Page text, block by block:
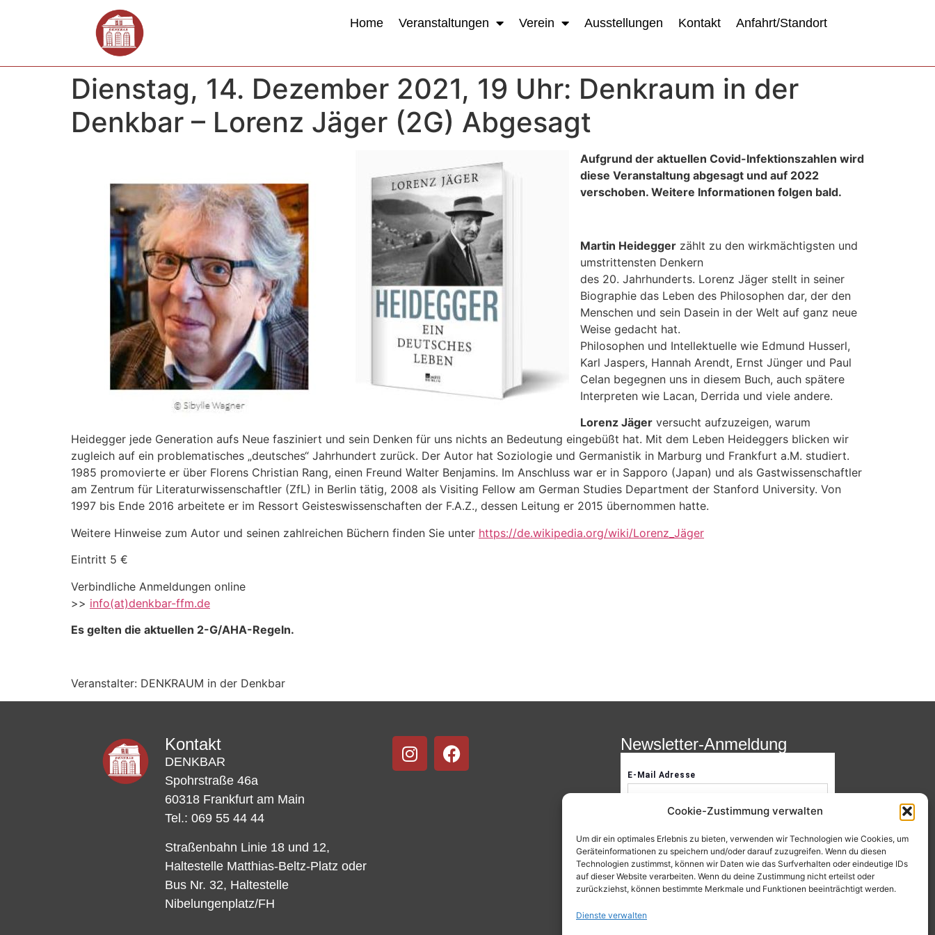
Cookie-Zustimmung verwalten
Um dir ein optimales Erlebnis zu bieten, verwenden wir Technologien wie Cookies, um
Geräteinformationen zu speichern und/oder darauf zuzugreifen. Wenn du diesen
Technologien zustimmst, können wir Daten wie das Surfverhalten oder eindeutige IDs
auf dieser Website verarbeiten. Wenn du deine Zustimmung nicht erteilst oder
zurückziehst, können bestimmte Merkmale und Funktionen beeinträchtigt werden.
Dienste verwalten
Home Veranstaltungen Verein Ausstellungen Kontakt Anfahrt/Standort
Dienstag, 14. Dezember 2021, 19 Uhr: Denkraum in der
Denkbar – Lorenz Jäger (2G) Abgesagt
Aufgrund der aktuellen Covid-Infektionszahlen wird
diese Veranstaltung abgesagt und auf 2022
verschoben. Weitere Informationen folgen bald.
Martin Heidegger zählt zu den wirkmächtigsten und
umstrittensten Denkern
des 20. Jahrhunderts. Lorenz Jäger stellt in seiner
Biographie das Leben des Philosophen dar, der den
Menschen und sein Dasein in der Welt auf ganz neue
Weise gedacht hat.
Philosophen und Intellektuelle wie Edmund Husserl,
Karl Jaspers, Hannah Arendt, Ernst Jünger und Paul
Celan begegnen uns in diesem Buch, auch spätere
Interpreten wie Lacan, Derrida und viele andere.
Lorenz Jäger versucht aufzuzeigen, warum
Heidegger jede Generation aufs Neue fasziniert und sein Denken für uns nichts an Bedeutung eingebüßt hat. Mit dem Leben Heideggers blicken wir
zugleich auf ein problematisches „deutsches“ Jahrhundert zurück. Der Autor hat Soziologie und Germanistik in Marburg und Frankfurt a.M. studiert.
1985 promovierte er über Florens Christian Rang, einen Freund Walter Benjamins. Im Anschluss war er in Sapporo (Japan) und als Gastwissenschaftler
am Zentrum für Literaturwissenschaftler (ZfL) in Berlin tätig, 2008 als Visiting Fellow am German Studies Department der Stanford University. Von
1997 bis Ende 2016 arbeitete er im Ressort Geisteswissenschaften der F.A.Z., dessen Leitung er 2015 übernommen hatte.
Weitere Hinweise zum Autor und seinen zahlreichen Büchern finden Sie unter https://de.wikipedia.org/wiki/Lorenz_Jäger
Eintritt 5 €
Verbindliche Anmeldungen online
>> info(at)denkbar-ffm.de
Es gelten die aktuellen 2-G/AHA-Regeln.
Veranstalter: DENKRAUM in der Denkbar
Kontakt
DENKBAR
Spohrstraße 46a
60318 Frankfurt am Main
Tel.: 069 55 44 44
Straßenbahn Linie 18 und 12,
Haltestelle Matthias-Beltz-Platz oder
Bus Nr. 32, Haltestelle
Nibelungenplatz/FH
Newsletter-Anmeldung